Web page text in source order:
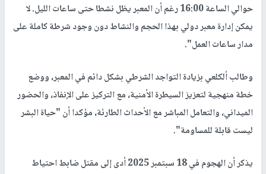
حوالي الساعة 16:00 رغم أن المعبر يظل نشطا حتى ساعات الليل. لا
يمكن إدارة معبر دولي بهذا الحجم والنشاط دون وجود شرطة كاملة على
مدار ساعات العمل".
وطالب ألكلعي بزيادة التواجد الشرطي بشكل دائم في المعبر، ووضع
خطة منهجية لتعزيز السيطرة الأمنية، مع التركيز على الإنفاذ، والحضور
الميداني، والتعامل المباشر مع الأحداث الطارئة، مؤكدا أن "حياة البشر
ليست قابلة للمساومة".
يذكر أن الهجوم في 18 سبتمبر 2025 أدى إلى مقتل ضابط احتياط